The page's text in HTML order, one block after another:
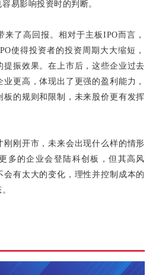
易影响投资时的判断。
来了高回报。相对于主板IPO而言，
使得投资者的投资周期大大缩短，
提振效果。在上市后，这些企业过去
更高，体现出了更强的盈利能力，
板的规则和限制，未来股价更有发挥
刚刚开市，未来会出现什么样的情形
多的企业会登陆科创板，但其高风
会有太大的变化，理性并控制成本的